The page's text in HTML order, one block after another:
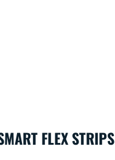
FLEX STRIPS